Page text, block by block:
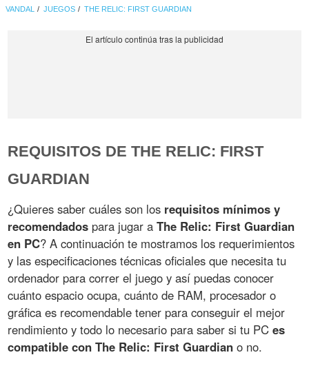
VANDAL JUEGOS THE RELIC: FIRST GUARDIAN
REQUISITOS DE THE RELIC: FIRST
GUARDIAN
¿Quieres saber cuáles son los requisitos mínimos y
recomendados para jugar aThe Relic: First Guardian
en PC? A continuación te mostramos los requerimientos
y las especificaciones técnicas oficiales que necesita tu
ordenador para correr el juego y así puedas conocer
cuánto espacio ocupa, cuánto de RAM, procesador o
gráfica es recomendable tener para conseguir el mejor
rendimiento y todo lo necesario para saber si tu PCes
compatible con The Relic: First Guardian o no.